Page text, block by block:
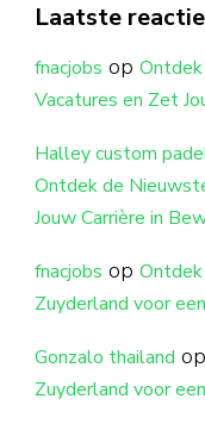
Laatste
fnacjobs op
Vacatures en Zet
Halley custom
Ontdek de
Jouw Carrière in
fnacjobs op
Zuyderland voor
Gonzalo thailand op
Zuyderland voor